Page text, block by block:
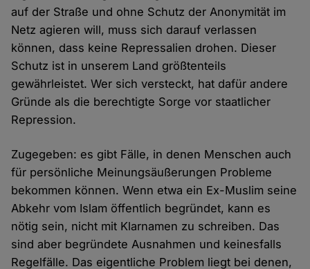
auf der Straße und ohne Schutz der Anonymität im
Netz agieren will, muss sich darauf verlassen
können, dass keine Repressalien drohen. Dieser
Schutz ist in unserem Land größtenteils
gewährleistet. Wer sich versteckt, hat dafür andere
Gründe als die berechtigte Sorge vor staatlicher
Repression.
Zugegeben: es gibt Fälle, in denen Menschen auch
für persönliche Meinungsäußerungen Probleme
bekommen können. Wenn etwa ein Ex-Muslim seine
Abkehr vom Islam öffentlich begründet, kann es
nötig sein, nicht mit Klarnamen zu schreiben. Das
sind aber begründete Ausnahmen und keinesfalls
Regelfälle. Das eigentliche Problem liegt bei denen,